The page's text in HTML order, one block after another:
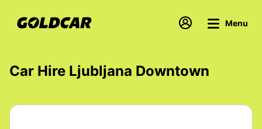
Menu
Car Hire Ljubljana Downtown